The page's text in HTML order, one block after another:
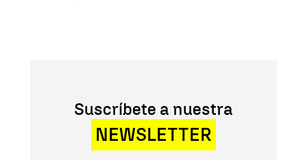
Suscríbete a nuestra
NEWSLETTER